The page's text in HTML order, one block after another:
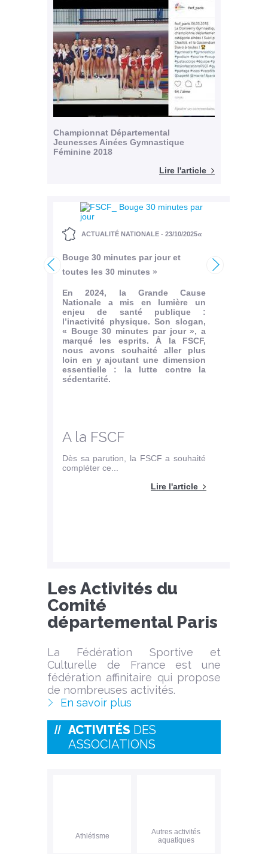
Championnat Départemental
Jeunesses Ainées Gymnastique
Féminine 2018
Lire l'article
ACTUALITÉ NATIONALE - 23/10/2025«
Bouge 30 minutes par jour et
toutes les 30 minutes »
En 2024, la Grande Cause
Nationale a mis en lumière un
enjeu de santé publique :
l’inactivité physique. Son slogan,
« Bouge 30 minutes par jour », a
marqué les esprits. À la FSCF,
nous avons souhaité aller plus
loin en y ajoutant une dimension
essentielle : la lutte contre la
sédentarité.
A la FSCF
Dès sa parution, la FSCF a souhaité
compléter ce...
Lire l'article
Les Activités du
Comité
départemental Paris
La Fédération Sportive et
Culturelle de France est une
fédération affinitaire qui propose
de nombreuses activités.
En savoir plus
ACTIVITÉS DES
ASSOCIATIONS
Athlétisme
Autres activités
aquatiques